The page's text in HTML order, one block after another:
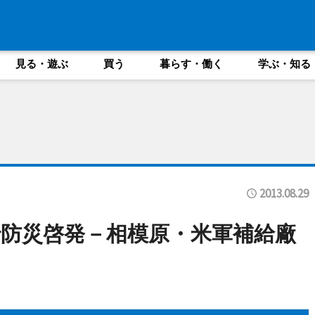
見る・遊ぶ 買う 暮らす・働く 学ぶ・知る
2013.08.29
災啓発－相模原・米軍補給廠